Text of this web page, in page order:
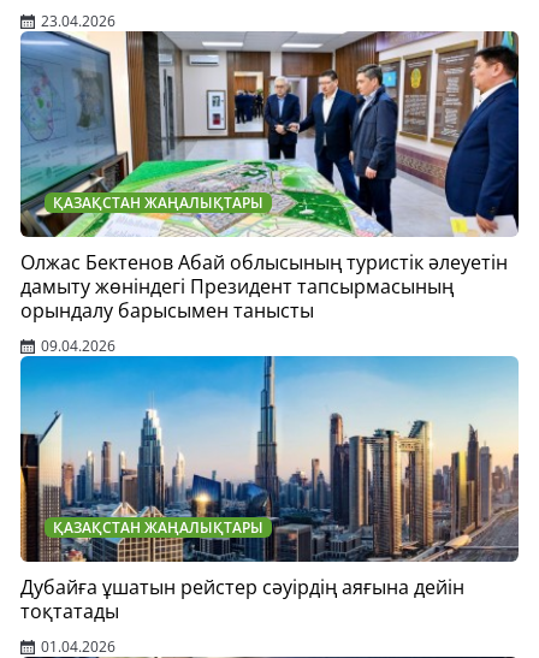
23.04.2026
ҚАЗАҚСТАН ЖАҢАЛЫҚТАРЫ
Олжас Бектенов Абай облысының туристік әлеуетін
дамыту жөніндегі Президент тапсырмасының
орындалу барысымен танысты
09.04.2026
ҚАЗАҚСТАН ЖАҢАЛЫҚТАРЫ
Дубайға ұшатын рейстер сәуірдің аяғына дейін
тоқтатады
01.04.2026